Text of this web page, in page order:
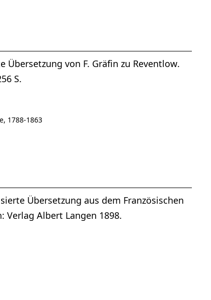
Übersetzung von F. Gräfin zu Reventlow.
S.
1788-1863
Übersetzung aus dem Französischen
Verlag Albert Langen 1898.